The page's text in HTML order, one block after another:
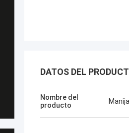
DATOS DEL
Nombre del
producto